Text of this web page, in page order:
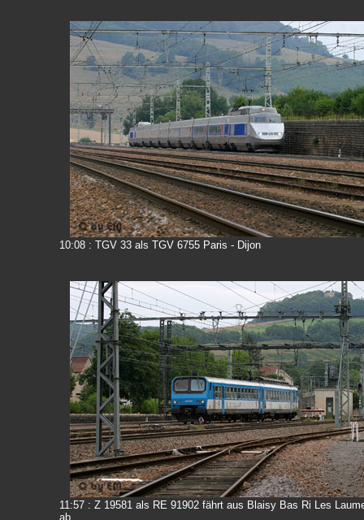
10:08 : TGV 33 als TGV 6755 Paris - Dijon
11:57 : Z 19581 als RE 91902 fährt aus Blaisy Bas Ri Les
ab